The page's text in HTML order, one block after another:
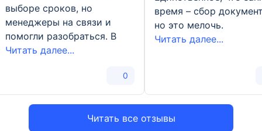
Читать все отзывы
выборе сроков, но
менеджеры на связи и
помогли разобраться. В
Читать далее...
0
время – сбор
но это мелочь.
Читать далее...